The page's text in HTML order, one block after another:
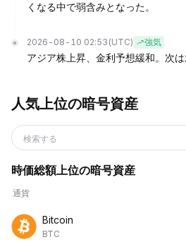
くなる中で弱含みとなった。
2026-08-10 02:53 (UTC) 強気
アジア株上昇、金利予想緩和。次
人気上位の暗号資産
検索する
時価総額上位の暗号資産
通貨
Bitcoin
BTC